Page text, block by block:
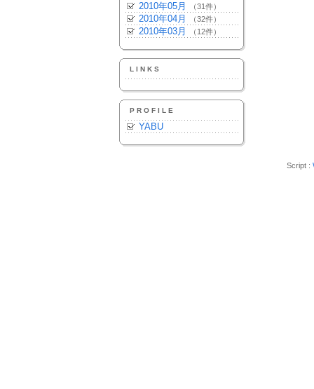
2010年05月 （31件）
2010年04月 （32件）
2010年03月 （12件）
LINKS
PROFILE
YABU
Script :